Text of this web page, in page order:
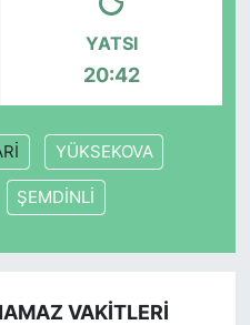
YATSI
20:42
YÜKSEKOVA
ŞEMDİNLİ
VAKITLERI